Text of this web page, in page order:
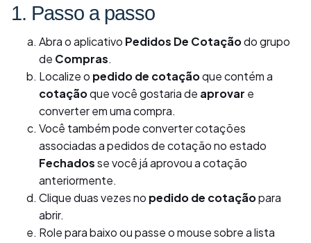
1. Passo a passo
Abra o aplicativo Pedidos De Cotaçãodo grupo
de Compras.
Localize o pedido de cotaçãoque contém a
cotaçãoque você gostaria de aprovar e
converter em uma compra.
Você também pode converter cotações
associadas a pedidos de cotação no estado
Fechados se você já aprovou a cotação
anteriormente.
Clique duas vezes no pedido de cotaçãopara
abrir.
Role para baixo ou passe o mouse sobre a lista